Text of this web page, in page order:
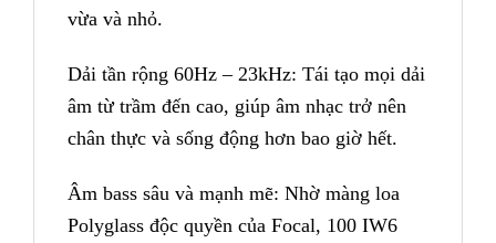
vừa và nhỏ.
Dải tần rộng 60Hz – 23kHz: Tái tạo mọi dải
âm từ trầm đến cao, giúp âm nhạc trở nên
chân thực và sống động hơn bao giờ hết.
Âm bass sâu và mạnh mẽ: Nhờ màng loa
Polyglass độc quyền của Focal, 100 IW6